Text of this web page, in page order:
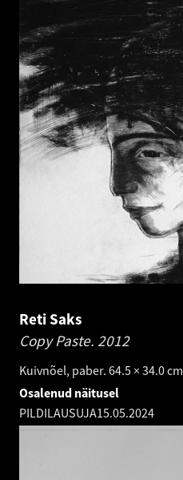
Reti Saks
Copy Paste. 2012
Kuivnõel, paber. 64.5 × 34.0 cm
Osalenud näitusel
PILDILAUSUJA15.05.2024